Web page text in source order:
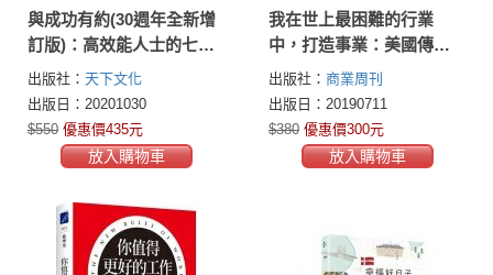
與成功有約(30週年全新增
訂版)：高效能人士的七個
習慣
出版社： 天下文化
出版日：20201030
$550 優惠價435元
放入購物車
我在世上最困難的行業
中，打造事業：美國傳奇
餐飲大亨翻轉商業模式、
影響全球的款待藝術
出版社： 商業周刊
出版日：20190711
$380 優惠價300元
放入購物車